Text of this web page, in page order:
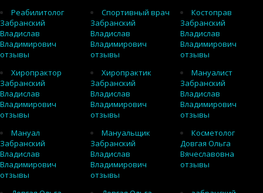
Реабилитолог
Забранский
Владислав
Владимирович
отзывы
Спортивный врач
Забранский
Владислав
Владимирович
отзывы
Костоправ
Забранский
Владислав
Владимирович
отзывы
Хиропрактор
Забранский
Владислав
Владимирович
отзывы
Хиропрактик
Забранский
Владислав
Владимирович
отзывы
Мануалист
Забранский
Владислав
Владимирович
отзывы
Мануал
Забранский
Владислав
Владимирович
отзывы
Мануальщик
Забранский
Владислав
Владимирович
отзывы
Косметолог
Довгая Ольга
Вячеславовна
отзывы